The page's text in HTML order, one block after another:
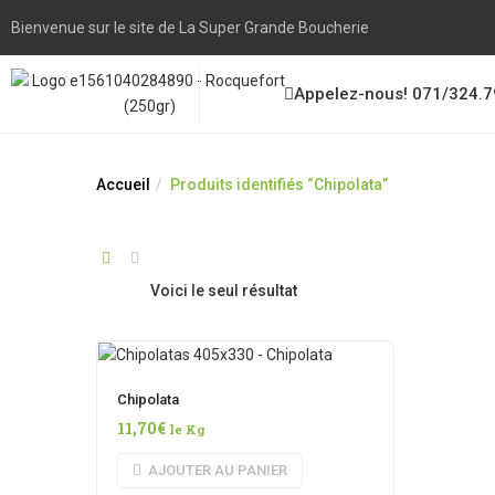
principal
Bienvenue sur le site de La Super Grande Boucherie
Appelez-nous! 071/
Accueil Produits identifiés “Chipolata”
Voici le seul résultat
Chipolata
11,70€ le Kg
AJOUTER AU PANIER